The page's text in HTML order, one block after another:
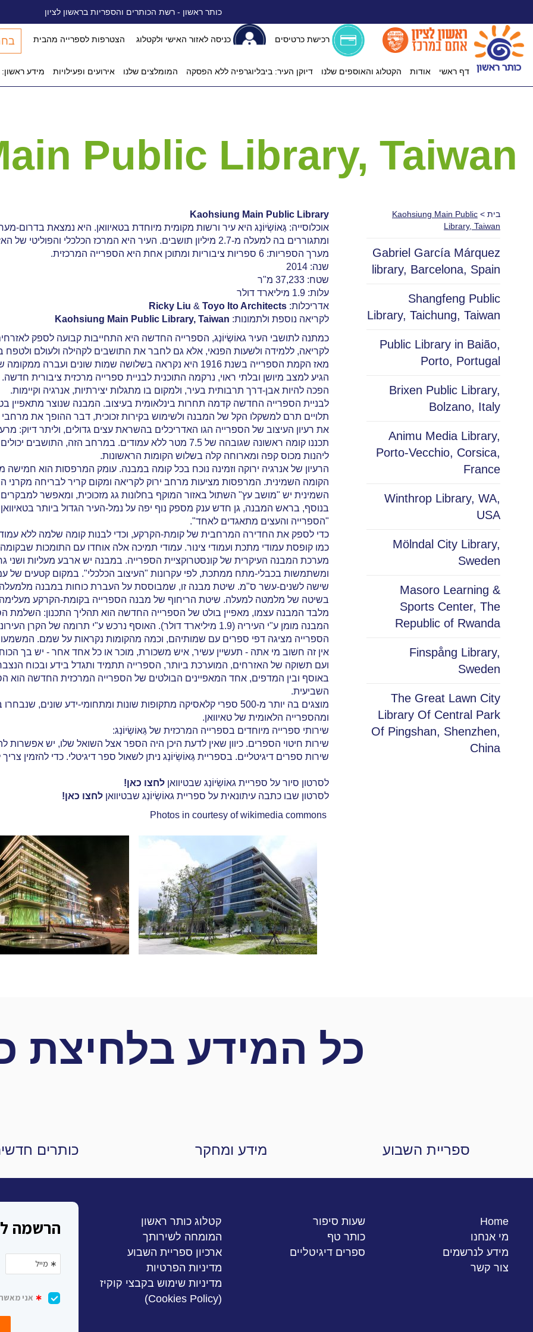
כותר ראשון - רשת הכותרים והספריות בראשון לציון
רכישת כרטיסים כניסה לאזור האישי ולקטלוג הצטרפות לספרייה מהבית
דף ראשי אודות הקטלוג והאוספים שלנו דיוקן העיר: ביבליוגרפיה ללא הפסקה המומלצים שלנו אירועים ופעילויות מידע ראשון:
Public Library, Taiwan
Kaohsiung Main Public Library
אוכלוסייה: גַּאוֹשְׂיוֹנְג היא עיר ורשות מקומית מיוחדת בטאיוואן. היא נמצאת בדרום-
ומתגוררים בה למעלה מ-2.7 מיליון תושבים. העיר היא המרכז הכלכלי והפוליטי של האזור הדרומי של טאיוואן.
מערך הספריות: 6 ספריות ציבוריות ומתוכן אחת היא הספרייה המרכזית.
שנה: 2014
שטח: 37,233 מ"ר
עלות: 1.9 מיליארד דולר
אדריכלות:
Ricky Liu & Toyo Ito Architects
לקריאה נוספת ולתמונות: Kaohsiung Main Public Library, Taiwan
כמתנה לתושבי העירּ גאוֹשְׂיוֹנְג, הספרייה החדשה היא התחייבות קבועה לספק
לקריאה, ללמידה ולשעות הפנאי, אלא גם לחבר את התושבים לקהילה ולעולם ולטפח
מאז הקמת הספרייה בשנת 1916 היא נקראה בשלושה שמות שונים ועברה ממקומה שש פעמים. ב-2009, כשהמבנה הוותיק
הגיע למצב מיושן ובלתי ראוי, נרקמה התוכנית לבניית ספרייה מרכזית ציבורית
הפכה להיות אבן-דרך תרבותית בעיר, ולמקום בו מתגלות יצירתיות, אנרגיה וקיימות.
לבניית הספרייה החדשה קדמה תחרות בינלאומית בעיצוב. המבנה שנוצר מתאפיין
תלויים תרם למשקלו הקל של המבנה ולשימוש בקירות זכוכית, דבר ההופך את מרחבי
את רעיון העיצוב של הספרייה הגו האדריכלים בהשראת עצים גדולים, וליתר דיוק:
תכננו קומה ראשונה שגובהה של 7.5 מטר ללא עמודים. במרחב הזה, התושבים יכולים לקרוא ספרים ולהתרגע. המבקרים יכולים גם
ליהנות מכוס קפה ומארוחה קלה בשלוש הקומות הראשונות.
הרעיון של אנרגיה ירוקה וזמינה נוכח בכל קומה במבנה. עומק המרפסות הוא
הקומה השמינית. המרפסות מציעות מרחב ירוק לקריאה ומקום קריר לבריחה
השמינית יש "מושב עץ" השתול באזור המוקף בחלונות גג מזכוכית, ומאפשר
בנוסף, בראש המבנה, גן חדש ענק מספק נוף יפה על נמל-העיר הגדול ביותר
"הספרייה והעצים מתאגדים לאחד".
כדי לספק את החדירה המרחבית של קומת-הקרקע, וכדי לבנות קומה שלמה ללא
כמו קופסת עמודי מתכת ועמודי צינור. עמודי תמיכה אלה אוחדו עם התומכות שבקומה 8 כדי ליצור מסגרת רחבת היקף ותלת-ממדית היוצרת
מערכת המבנה העיקרית של קונסטרוקציית הספרייה. במבנה יש ארבע מעליות ושני
ומשתמשות בכבלי-מתח ממתכת, לפי עקרונות "העיצוב הכלכלי". במקום קטעים של
שישה לשנים-עשר ס"מ. שיטת מבנה זו, שמבוססת על העברת כוחות במבנה מלמעלה
בשיטה של מלמטה למעלה. שיטת הריחוף של מבנה הספרייה בקומת-הקרקע מעלימה
מלבד המבנה עצמו, מאפיין בולט של הספרייה החדשה הוא תהליך התכנון: השלמת
המבנה מומן ע"י העיריה (1.9 מיליארד דולר). האוסף נרכש ע"י תרומה של הקרן העירונית לתרבות ותורמים נוספים, בני העיר. כדי להודות לתורמים,
הספרייה מציגה דפי ספרים עם שמותיהם, וכמה מהקומות נקראות על שמם.
אין זה חשוב מי אתה - תעשיין עשיר, איש משכורת, מוכר או כל אחד אחר - יש בך
ועם תשוקה של האזרחים, המוערכת ביותר, הספרייה תתמיד ותגדל בידע ובכוח
באוסף ובין המדפים, אחד המאפיינים הבולטים של הספרייה המרכזית החדשה הוא
השביעית.
מוצגים בה יותר מ-500 ספרי קלאסיקה מתקופות שונות ומתחומי-ידע שונים, שנבחרו בקפידה. הספרים נאספו ממספר מוציאים לאור, מחנויות יד שנייה,
ומהספרייה הלאומית של טאיוואן.
שירותי ספרייה מיוחדים בספרייה המרכזית של גַּאוֹשְׂיוֹנְג:
שירות חיטוי הספרים. כיוון שאין לדעת היכן היה הספר אצל השואל שלו, יש אפשרות
שירות ספרים דיגיטליים. בספריית גַּאוֹשְׂיוֹנְג ניתן לשאול ספר דיגיטלי. כדי להזמין
לסרטון סיור על ספריית גאוֹשְׂיוֹנְג שבטיוואןלחצו כאן!
לסרטון שבו כתבה עיתונאית על ספריית גאוֹשְׂיוֹנְג שבטיוואןלחצו כאן!
Photos in courtesy of
wikimedia commons
בית >
Kaohsiung Main Public
Library, Taiwan
Gabriel García Márquez
library, Barcelona, Spain
Shangfeng Public
Library, Taichung, Taiwan
Public Library in Baião,
Porto, Portugal
Brixen Public Library,
Bolzano, Italy
Animu Media Library,
Porto-Vecchio, Corsica,
France
Winthrop Library, WA,
USA
Mölndal City Library,
Sweden
Masoro Learning &
Sports Center, The
Republic of Rwanda
Finspång Library,
Sweden
The Great Lawn City
Library Of Central Park
Of Pingshan, Shenzhen,
China
כל המידע בלחיצת
ספריית השבוע מידע ומחקר כותרים
Home
מי אנחנו
מידע לנרשמים
צור קשר
שעות סיפור
כותר טף
ספרים דיגיטליים
קטלוג כותר ראשון
המומחה לשירותך
ארכיון ספריית השבוע
מדיניות הפרטיות
מדיניות שימוש בקבצי קוקיז
(Cookies Policy)